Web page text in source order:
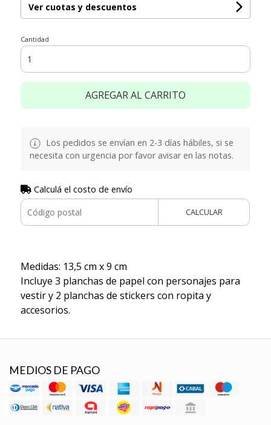
Ver cuotas y descuentos
Cantidad
AGREGAR AL CARRITO
Los pedidos se envían en 2-3 días hábiles, si se
necesita con urgencia por favor avisar en las notas.
Calculá el costo de envío
CALCULAR
Medidas: 13,5 cm x 9 cm
Incluye 3 planchas de papel con personajes para
vestir y 2 planchas de stickers con ropita y
accesorios.
MEDIOS DE PAGO